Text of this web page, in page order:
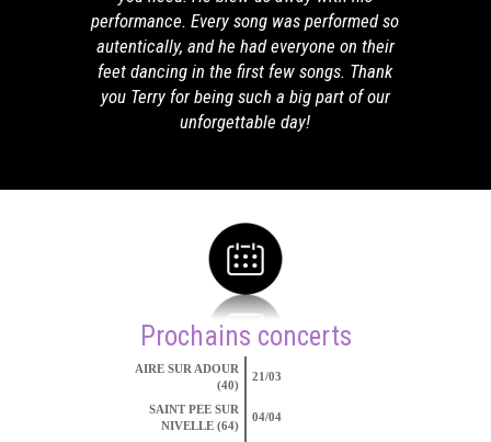
performance. Every song was performed so
autentically, and he had everyone on their
feet dancing in the first few songs. Thank
you Terry for being such a big part of our
unforgettable day!
Prochains concerts
AIRE SUR ADOUR
(40)
21/03
SAINT PEE SUR
NIVELLE (64)
04/04